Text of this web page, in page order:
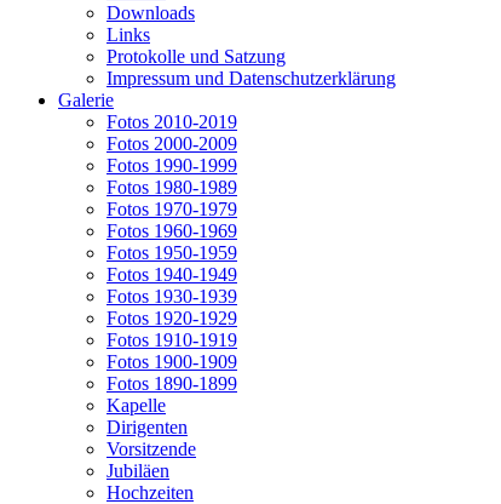
Downloads
Links
Protokolle und Satzung
Impressum und Datenschutzerklärung
Galerie
Fotos 2010-2019
Fotos 2000-2009
Fotos 1990-1999
Fotos 1980-1989
Fotos 1970-1979
Fotos 1960-1969
Fotos 1950-1959
Fotos 1940-1949
Fotos 1930-1939
Fotos 1920-1929
Fotos 1910-1919
Fotos 1900-1909
Fotos 1890-1899
Kapelle
Dirigenten
Vorsitzende
Jubiläen
Hochzeiten